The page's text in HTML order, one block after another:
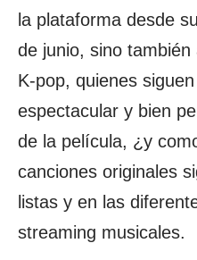
la plataforma desde
de junio, sino
K-pop, quienes
espectacular y bien
de la película, ¿y
canciones originales
listas y en las
streaming musicales.